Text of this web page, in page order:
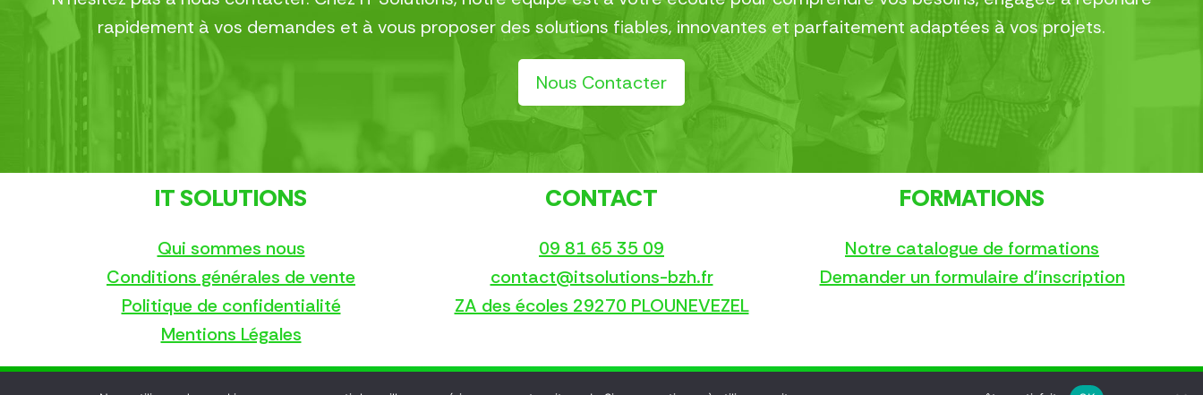
rapidement à vos demandes et à vous proposer des solutions fiables, innovantes et parfaitement adaptées à vos projets.
Nous Contacter
IT SOLUTIONS
Qui sommes nous
Conditions générales de vente
Politique de confidentialité
Mentions Légales
CONTACT
09 81 65 35 09
contact@itsolutions-bzh.fr
ZA des écoles 29270 PLOUNEVEZEL
FORMATIONS
Notre catalogue de formations
Demander un formulaire d’inscription